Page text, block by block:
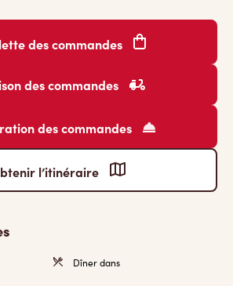
des commandes
des commandes
des commandes
l’itinéraire
Dîner dans